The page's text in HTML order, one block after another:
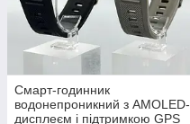
Смарт-годинник
водонепроникний з AMOLED-
дисплеєм і підтримкою GPS